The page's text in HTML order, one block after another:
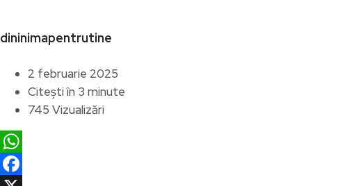
dininimapentrutine
2 februarie 2025
Citești în 3 minute
745 Vizualizări
WhatsApp